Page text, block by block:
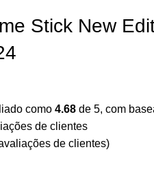
Stick New
como 4.68de 5, com
de clientes
de clientes)